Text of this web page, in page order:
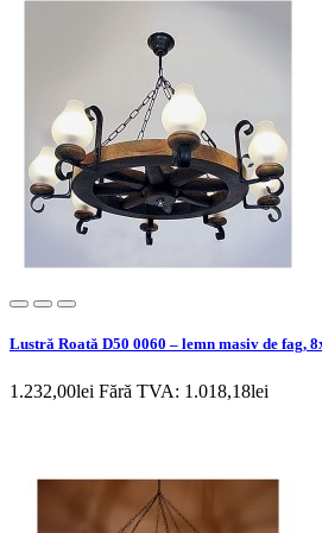
Lustră Roată D50 0060 – lemn masiv de fag,
1.232,00lei Fără TVA: 1.018,18lei